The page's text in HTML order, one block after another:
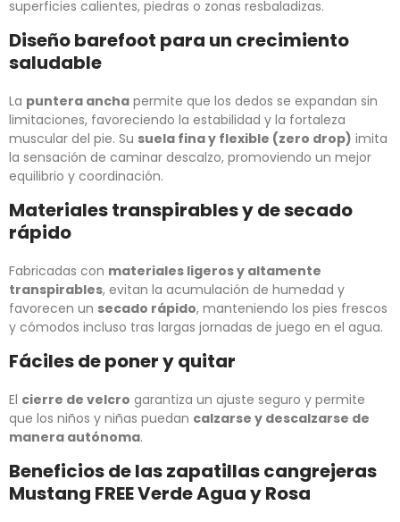
superficies calientes, piedras o zonas resbaladizas.
Diseño barefoot para un crecimiento
saludable
La puntera ancha permite que los dedos se expandan sin
limitaciones, favoreciendo la estabilidad y la fortaleza
muscular del pie. Su suela fina y flexible (zero drop) imita
la sensación de caminar descalzo, promoviendo un mejor
equilibrio y coordinación.
Materiales transpirables y de secado
rápido
Fabricadas con materiales ligeros y altamente
transpirables, evitan la acumulación de humedad y
favorecen un secado rápido, manteniendo los pies frescos
y cómodos incluso tras largas jornadas de juego en el agua.
Fáciles de poner y quitar
El cierre de velcro garantiza un ajuste seguro y permite
que los niños y niñas puedan calzarse y descalzarse de
manera autónoma.
Beneficios de las zapatillas cangrejeras
Mustang FREE Verde Agua y Rosa